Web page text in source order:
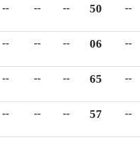
-- -- -- 50 --
-- -- -- 06 --
-- -- -- 65 --
-- -- -- 57 --